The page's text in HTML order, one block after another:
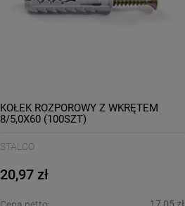
KOŁEK ROZPOROWY Z WKRĘTEM
8/5,0X60 (100SZT)
STALCO
20,97 zł